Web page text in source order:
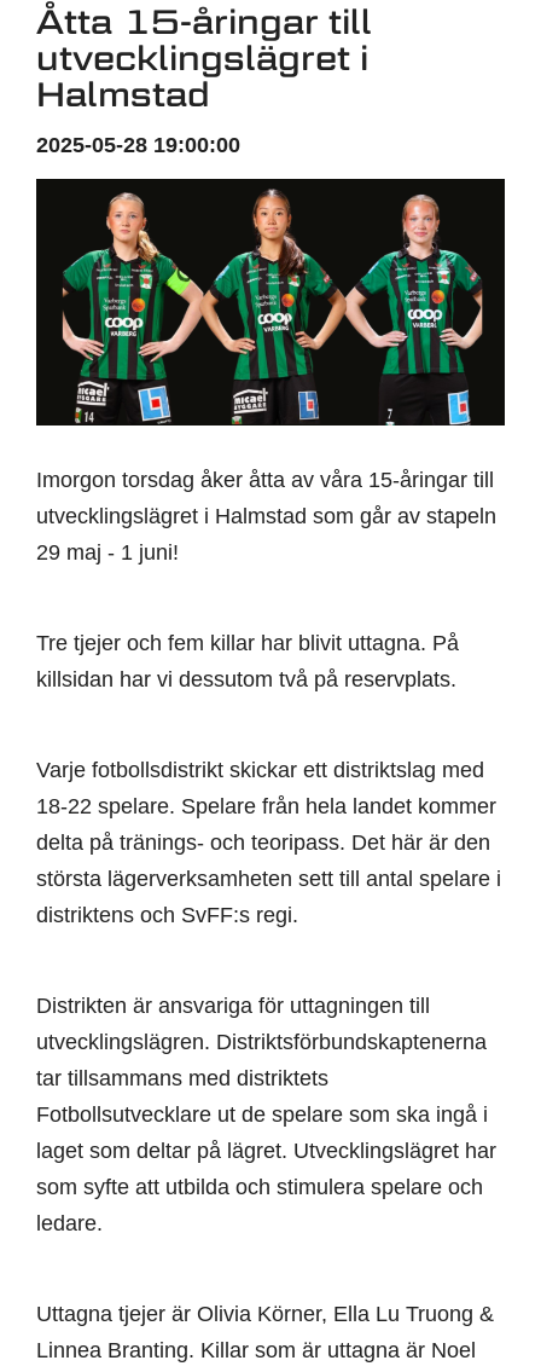
Åtta 15-åringar till
utvecklingslägret i
Halmstad
2025-05-28 19:00:00
Imorgon torsdag åker åtta av våra 15-åringar till
utvecklingslägret i Halmstad som går av stapeln
29 maj - 1 juni!
Tre tjejer och fem killar har blivit uttagna. På
killsidan har vi dessutom två på reservplats.
Varje fotbollsdistrikt skickar ett distriktslag med
18-22 spelare. Spelare från hela landet kommer
delta på tränings- och teoripass. Det här är den
största lägerverksamheten sett till antal spelare i
distriktens och SvFF:s regi.
Distrikten är ansvariga för uttagningen till
utvecklingslägren. Distriktsförbundskaptenerna
tar tillsammans med distriktets
Fotbollsutvecklare ut de spelare som ska ingå i
laget som deltar på lägret. Utvecklingslägret har
som syfte att utbilda och stimulera spelare och
ledare.
Uttagna tjejer är Olivia Körner, Ella Lu Truong &
Linnea Branting. Killar som är uttagna är Noel